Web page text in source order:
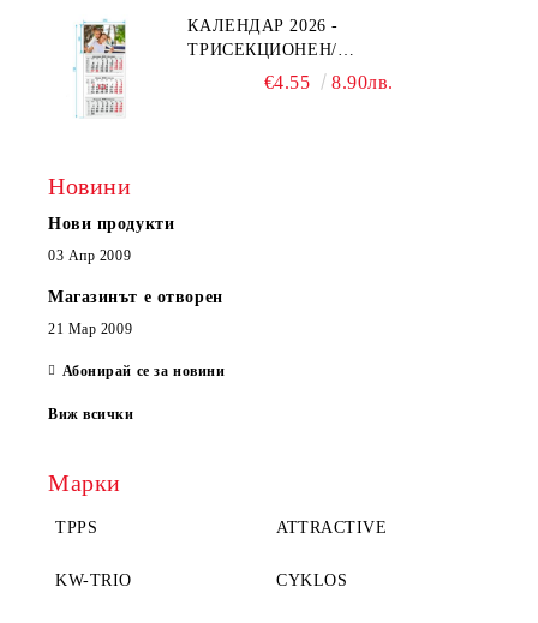
КАЛЕНДАР 2026 -
ТРИСЕКЦИОНЕН/
ЕДНОСЕКЦИОНЕН
€4.55 8.90лв.
Новини
Нови продукти
03 Апр 2009
Магазинът е отворен
21 Мар 2009
Абонирай се за новини
Виж всички
Марки
TPPS ATTRACTIVE
KW-TRIO CYKLOS